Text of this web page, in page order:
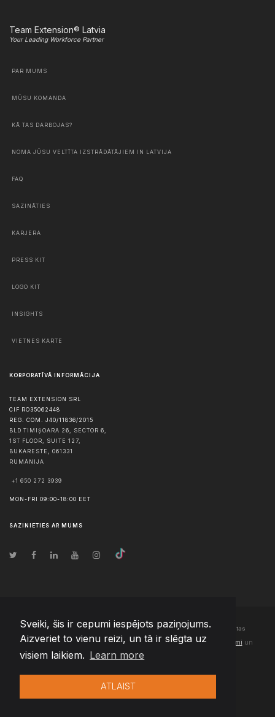
Sveiki, šis ir cepumi iespējots paziņojums.
Aizveriet to vienu reizi, un tā ir slēgta uz
visiem laikiem. Learn more
ATLAIST
Team Extension® Latvia
Your Leading Workforce Partner
PAR MUMS
MŪSU KOMANDA
KĀ TAS DARBOJAS?
NOMA JŪSU VELTĪTA IZSTRĀDĀTĀJIEM IN LATVIJA
FAQ
SAZINĀTIES
KARJERA
PRESS KIT
LOGO KIT
INSIGHTS
VIETNES KARTE
KORPORATĪVĀ INFORMĀCIJA
TEAM EXTENSION SRL
CIF RO35062448
REG. COM. J40/11836/2015
BLD TIMIȘOARA 26, SECTOR 6,
1ST FLOOR, SUITE 127,
BUKARESTE , 061331
RUMĀNIJA
+1 650 272 3939
MON-FRI 09:00-18:00 EET
SAZINIETIES AR MUMS
© Autortiesības2026 Team Extension Latvia- Visas tiesības aizsargātas
Changelog● Izmantojot šo vietni, jūs piekrītat mūsuLietošanas noteikumi un
Privātuma politika